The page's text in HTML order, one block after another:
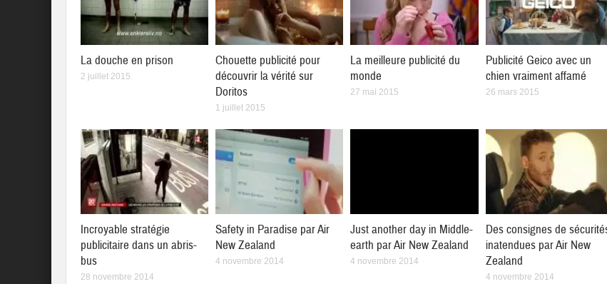
La douche en prison
2 juillet 2015
Chouette publicité pour
découvrir la vérité sur
Doritos
1 juillet 2015
La meilleure publicité du
monde
27 mai 2015
Publicité Geico avec un
chien vraiment affamé
26 mars 2015
Incroyable stratégie
publicitaire dans un abris-
bus
28 novembre 2014
Safety in Paradise par Air
New Zealand
4 novembre 2014
Just another day in Middle-
earth par Air New Zealand
4 novembre 2014
Des consignes de
inatendues par Air New
Zealand
4 novembre 2014